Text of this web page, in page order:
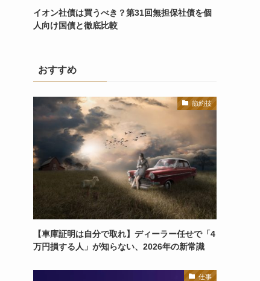
イオン社債は買うべき？第31回無担保社債を個
人向け国債と徹底比較
おすすめ
節約技
【車庫証明は自分で取れ】ディーラー任せで「4
万円損する人」が知らない、2026年の新常識
仕事